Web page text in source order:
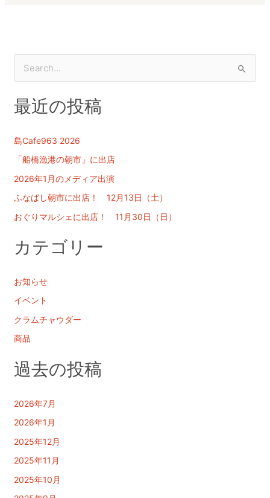
出
し
ま
す
対
:
最近の投稿
島Cafe963 2026
「船橋漁港の朝市」に出店
2026年1月のメディア出演
ふなばし朝市に出店！ 12月13日（土）
おぐりマルシェに出店！ 11月30日（日）
カテゴリー
お知らせ
イベント
クラムチャウダー
商品
過去の投稿
2026年7月
2026年1月
2025年12月
2025年11月
2025年10月